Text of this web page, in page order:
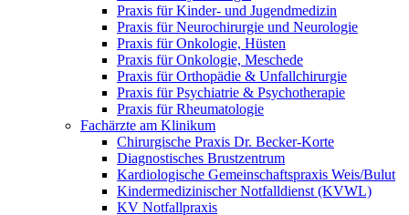
Praxis für Kinder- und Jugendmedizin
Praxis für Neurochirurgie und Neurologie
Praxis für Onkologie, Hüsten
Praxis für Onkologie, Meschede
Praxis für Orthopädie & Unfallchirurgie
Praxis für Psychiatrie & Psychotherapie
Praxis für Rheumatologie
Fachärzte am Klinikum
Chirurgische Praxis Dr. Becker-Korte
Diagnostisches Brustzentrum
Kardiologische Gemeinschaftspraxis Weis/Bulut
Kindermedizinischer Notfalldienst (KVWL)
KV Notfallpraxis